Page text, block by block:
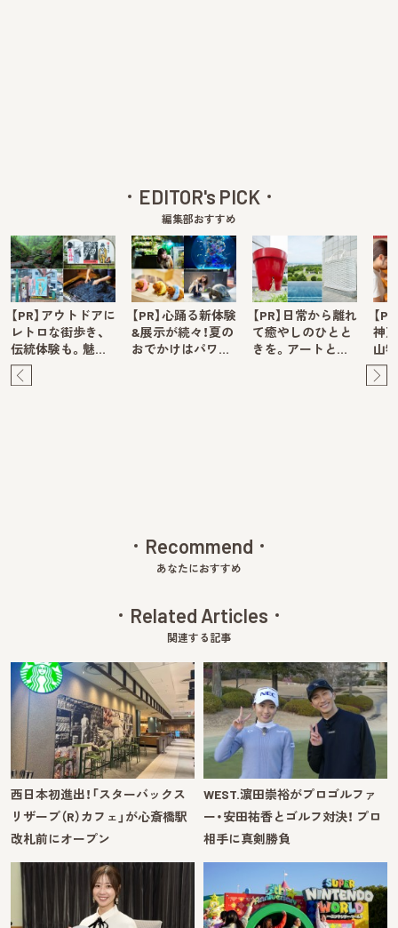
EDITOR's PICK
編集部おすすめ
【PR】アウトドアに
レトロな街歩き、
伝統体験も。魅…
【PR】心踊る新体験
&展示が続々！夏の
おでかけはパワ…
【PR】日常から離れ
て癒やしのひとと
きを。アートと…
【
神
山
Recommend
あなたにおすすめ
Related Articles
関連する記事
西日本初進出！「スターバックス
リザーブ（R）カフェ」が心斎橋駅
改札前にオープン
WEST.濵田崇裕がプロゴルファ
ー・安田祐香とゴルフ対決！ プロ
相手に真剣勝負